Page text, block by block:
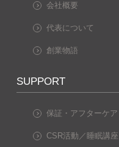
会社概要
代表について
創業物語
SUPPORT
保証・アフターケア
CSR活動／睡眠講座